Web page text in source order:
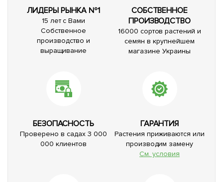
ЛИДЕРЫ РЫНКА №1
15 лет с Вами
Собственное
производство и
выращивание
СОБСТВЕННОЕ
ПРОИЗВОДСТВО
16000 сортов растений и
семян в крупнейшем
магазине Украины
БЕЗОПАСНОСТЬ
Проверено в садах 3 000
000 клиентов
ГАРАНТИЯ
Растения приживаются или
производим замену
См. условия